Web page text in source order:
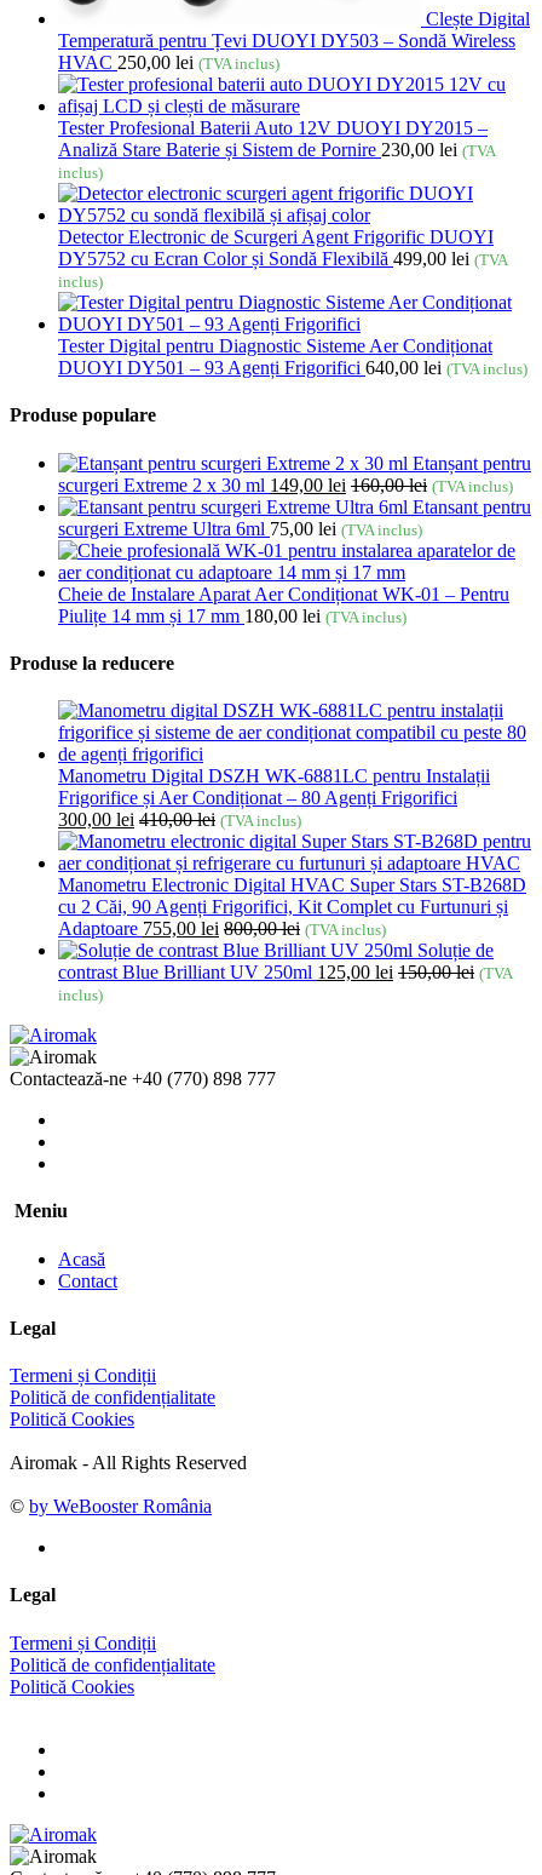
Clește Digital
Temperatură pentru Țevi DUOYI DY503 – Sondă Wireless
HVAC 250,00 lei (TVA inclus)
Tester Profesional Baterii Auto 12V DUOYI DY2015 –
Analiză Stare Baterie și Sistem de Pornire 230,00 lei (TVA
inclus)
Detector Electronic de Scurgeri Agent Frigorific DUOYI
DY5752 cu Ecran Color și Sondă Flexibilă 499,00 lei (TVA
inclus)
Tester Digital pentru Diagnostic Sisteme Aer Condiționat
DUOYI DY501 – 93 Agenți Frigorifici 640,00 lei (TVA inclus)
Produse populare
Etanșant pentru
scurgeri Extreme 2 x 30 ml 149,00 lei 160,00lei (TVA inclus)
Etansant pentru
scurgeri Extreme Ultra 6ml 75,00 lei (TVA inclus)
Cheie de Instalare Aparat Aer Condiționat WK-01 – Pentru
Piulițe 14 mm și 17 mm 180,00 lei (TVA inclus)
Produse la reducere
Manometru Digital DSZH WK-6881LC pentru Instalații
Frigorifice și Aer Condiționat – 80 Agenți Frigorifici
300,00 lei 410,00lei (TVA inclus)
Manometru Electronic Digital HVAC Super Stars ST-B268D
cu 2 Căi, 90 Agenți Frigorifici, Kit Complet cu Furtunuri și
Adaptoare 755,00 lei 800,00lei (TVA inclus)
Soluție de
contrast Blue Brilliant UV 250ml 125,00 lei 150,00lei (TVA
inclus)
Contactează-ne +40 (770) 898 777
Meniu
Acasă
Contact
Legal
Termeni și Condiții
Politică de confidențialitate
Politică Cookies
Airomak - All Rights Reserved
© by WeBooster România
Legal
Termeni și Condiții
Politică de confidențialitate
Politică Cookies